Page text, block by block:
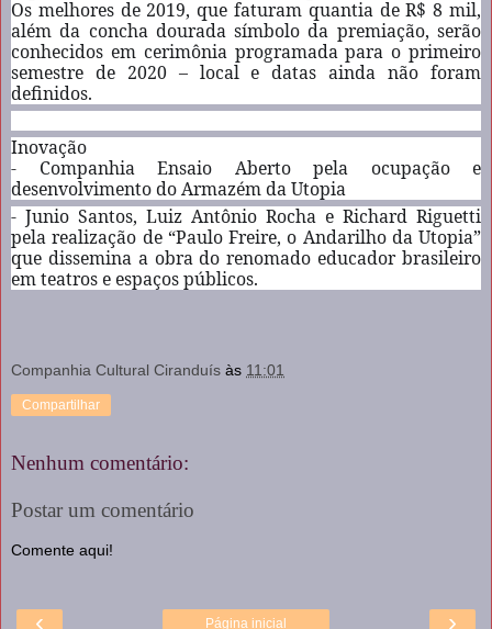
Os melhores de 2019, que faturam quantia de R$ 8 mil,
além da concha dourada símbolo da premiação, serão
conhecidos em cerimônia programada para o primeiro
semestre de 2020 – local e datas ainda não foram
definidos.
Inovação
- Companhia Ensaio Aberto pela ocupação e
desenvolvimento do Armazém da Utopia
- Junio Santos, Luiz Antônio Rocha e Richard Riguetti
pela realização de “Paulo Freire, o Andarilho da Utopia”
que dissemina a obra do renomado educador brasileiro
em teatros e espaços públicos.
Companhia Cultural Ciranduís às 11:01
Compartilhar
Nenhum comentário:
Postar um comentário
Comente aqui!
‹ ›
Página inicial